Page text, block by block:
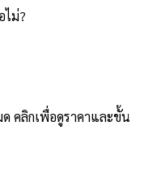
ไม่?
คลิกเพื่อดูราคาและขั้น